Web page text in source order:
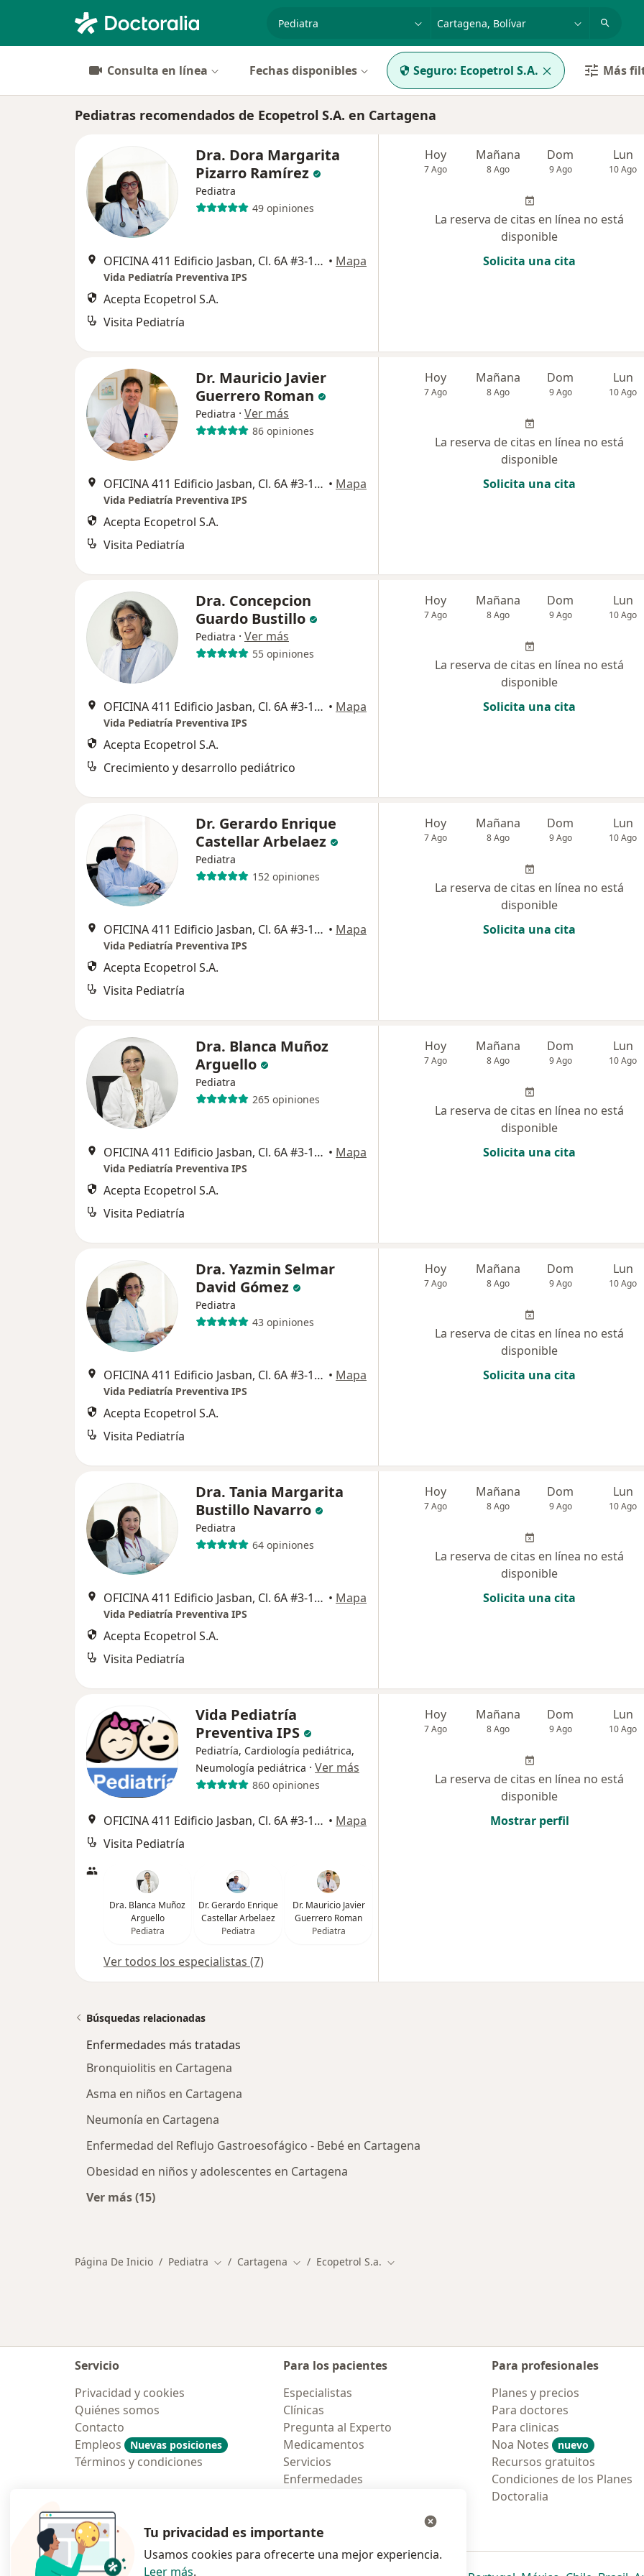
Consulta en línea Fechas disponibles Seguro: Ecopetrol S.A. Más
Pediatras recomendados de Ecopetrol S.A. en Cartagena
Dra. Dora Margarita
Pizarro Ramírez
Pediatra
49 opiniones
OFICINA 411 Edificio Jasban, Cl. 6A #3-17, Cartagena • Mapa
Vida Pediatría Preventiva IPS
Acepta Ecopetrol S.A.
Visita Pediatría
Hoy
7 Ago
Mañana
8 Ago
Dom
9 Ago
Lun
10 Ago
La reserva de citas en línea no está
disponible
Solicita una cita
Dr. Mauricio Javier
Guerrero Roman
Pediatra · Ver más
86 opiniones
OFICINA 411 Edificio Jasban, Cl. 6A #3-17, Cartagena • Mapa
Vida Pediatría Preventiva IPS
Acepta Ecopetrol S.A.
Visita Pediatría
Hoy
7 Ago
Mañana
8 Ago
Dom
9 Ago
Lun
10 Ago
La reserva de citas en línea no está
disponible
Solicita una cita
Dra. Concepcion
Guardo Bustillo
Pediatra · Ver más
55 opiniones
OFICINA 411 Edificio Jasban, Cl. 6A #3-17, Cartagena • Mapa
Vida Pediatría Preventiva IPS
Acepta Ecopetrol S.A.
Crecimiento y desarrollo pediátrico
Hoy
7 Ago
Mañana
8 Ago
Dom
9 Ago
Lun
10 Ago
La reserva de citas en línea no está
disponible
Solicita una cita
Dr. Gerardo Enrique
Castellar Arbelaez
Pediatra
152 opiniones
OFICINA 411 Edificio Jasban, Cl. 6A #3-17, Cartagena • Mapa
Vida Pediatría Preventiva IPS
Acepta Ecopetrol S.A.
Visita Pediatría
Hoy
7 Ago
Mañana
8 Ago
Dom
9 Ago
Lun
10 Ago
La reserva de citas en línea no está
disponible
Solicita una cita
Dra. Blanca Muñoz
Arguello
Pediatra
265 opiniones
OFICINA 411 Edificio Jasban, Cl. 6A #3-17, Cartagena • Mapa
Vida Pediatría Preventiva IPS
Acepta Ecopetrol S.A.
Visita Pediatría
Hoy
7 Ago
Mañana
8 Ago
Dom
9 Ago
Lun
10 Ago
La reserva de citas en línea no está
disponible
Solicita una cita
Dra. Yazmin Selmar
David Gómez
Pediatra
43 opiniones
OFICINA 411 Edificio Jasban, Cl. 6A #3-17, Cartagena • Mapa
Vida Pediatría Preventiva IPS
Acepta Ecopetrol S.A.
Visita Pediatría
Hoy
7 Ago
Mañana
8 Ago
Dom
9 Ago
Lun
10 Ago
La reserva de citas en línea no está
disponible
Solicita una cita
Dra. Tania Margarita
Bustillo Navarro
Pediatra
64 opiniones
OFICINA 411 Edificio Jasban, Cl. 6A #3-17, Cartagena • Mapa
Vida Pediatría Preventiva IPS
Acepta Ecopetrol S.A.
Visita Pediatría
Hoy
7 Ago
Mañana
8 Ago
Dom
9 Ago
Lun
10 Ago
La reserva de citas en línea no está
disponible
Solicita una cita
Vida Pediatría
Preventiva IPS
Pediatría, Cardiología pediátrica,
Neumología pediátrica · Ver más
860 opiniones
OFICINA 411 Edificio Jasban, Cl. 6A #3-17, Cartagena • Mapa
Visita Pediatría
Dra. Blanca Muñoz
Arguello
Pediatra
Dr. Gerardo Enrique
Castellar Arbelaez
Pediatra
Dr. Mauricio Javier
Guerrero Roman
Pediatra
Ver todos los especialistas (7)
Hoy
7 Ago
Mañana
8 Ago
Dom
9 Ago
Lun
10 Ago
La reserva de citas en línea no está
disponible
Mostrar perfil
Búsquedas relacionadas
Enfermedades más tratadas
Bronquiolitis en Cartagena
Asma en niños en Cartagena
Neumonía en Cartagena
Enfermedad del Reflujo Gastroesofágico - Bebé en Cartagena
Obesidad en niños y adolescentes en Cartagena
Ver más (15)
Página De Inicio Pediatra Cambiar de ciudad
Cartagena Cambiar de ciudad
Ecopetrol S.a. Cambiar de ciudad
Servicio
Privacidad y cookies
Quiénes somos
Contacto
Empleos
Nuevas posiciones
Términos y condiciones
Para los pacientes
Especialistas
Clínicas
Pregunta al Experto
Medicamentos
Servicios
Enfermedades
Para profesionales
Planes y precios
Para doctores
Para clinicas
Noa Notes
nuevo
Recursos gratuitos
Condiciones de los Planes
Doctoralia
Tu privacidad es importante
Usamos cookies para ofrecerte una mejor experiencia.
Leer más.